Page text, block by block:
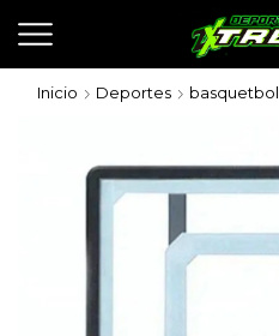
Inicio Deportes basquetbol